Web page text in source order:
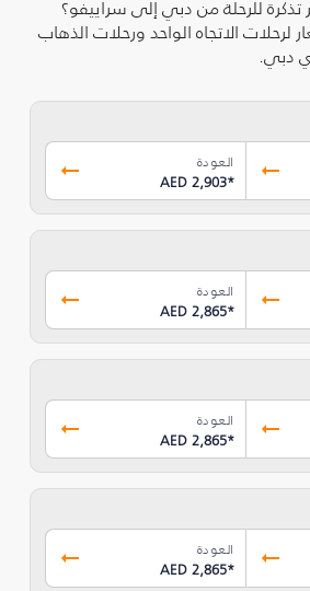
للرحلة من دبي إلى سراييفو؟
الاتجاه الواحد ورحلات الذهاب
دبي.
العودة
AED 2,903*
العودة
AED 2,865*
العودة
AED 2,865*
العودة
AED 2,865*